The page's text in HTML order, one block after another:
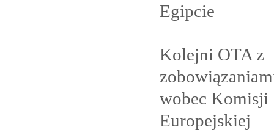
Egipcie
Kolejni OTA z
wobec Komisji
Europejskiej